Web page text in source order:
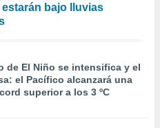
bajo lluvias
de El Niño se intensifica y el
el Pacífico alcanzará una
superior a los 3 ºC